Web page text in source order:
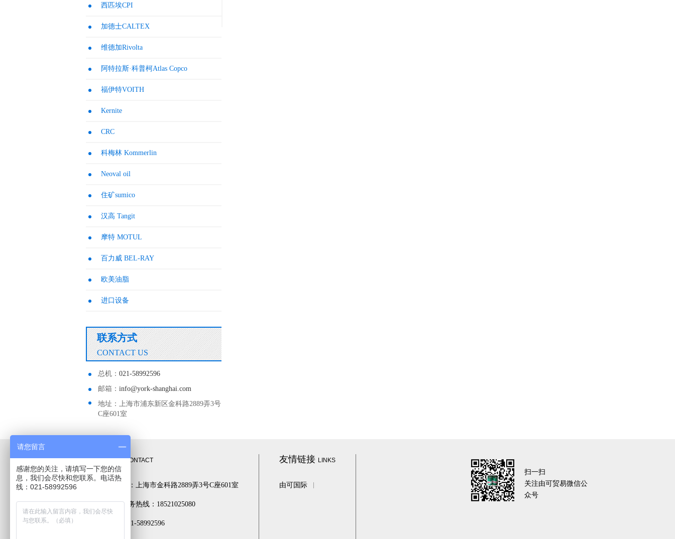
西匹埃CPI
加德士CALTEX
维德加Rivolta
阿特拉斯·科普柯Atlas Copco
福伊特VOITH
Kernite
CRC
科梅林 Kommerlin
Neoval oil
住矿sumico
汉高 Tangit
摩特 MOTUL
百力威 BEL-RAY
欧美油脂
进口设备
联系方式
CONTACT US
总机： 021-58992596
邮箱： info@york-shanghai.com
地址：上海市浦东新区金科路2889弄3号
C座601室
联系方式CONTACT
公司地址：上海市金科路2889弄3号C座601室
24小时服务热线：18521025080
电话： 021-58992596
友情链接 LINKS
由可国际
扫一扫
关注由可贸易微信公
众号
请您留言
感谢您的关注，请填写一下您的信
息，我们会尽快和您联系。电话热
线：021-58992596